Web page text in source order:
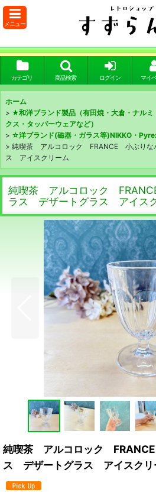
メニュー
カテゴリ 商品検索 ログイン マイ
ホーム
> ★和洋ブランド製品（有田焼・大倉・ナルミ
クス・タッパーウェアなど）
> ☆洋ブランド(磁器・ガラス等)NIKKO・
> 純喫茶 アルコロック FRANCE 小ぶりな
ス アイスクリーム
純喫茶 アルコロック
ラス デザートグラス アイス
純喫茶 アルコロック
ス デザートグラス アイスク